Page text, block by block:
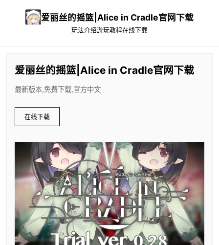
爱丽丝的摇篮|Alice in Cradle官网下载
玩法介绍游玩教程在线下载
爱丽丝的摇篮|Alice in Cradle官网下载
最新版本,免费下载,官方中文
在线下载